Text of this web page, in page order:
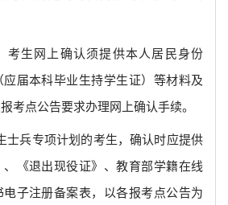
考生网上确认须提供本人居民身份
届本科毕业生持学生证）等材料及
考点公告要求办理网上确认手续。
士兵专项计划的考生，确认时应提供
《退出现役证》、教育部学籍在线
子注册备案表，以各报考点公告为